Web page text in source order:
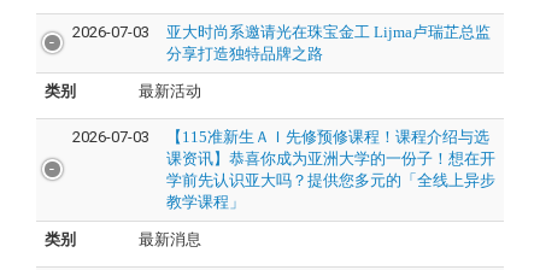
2026-07-03
亚大时尚系邀请光在珠宝金工 Lijma卢瑞芷总监
分享打造独特品牌之路
类别 最新活动
2026-07-03
【115准新生ＡＩ先修预修课程！课程介绍与选
课资讯】恭喜你成为亚洲大学的一份子！想在开
学前先认识亚大吗？提供您多元的「全线上异步
教学课程」
类别 最新消息